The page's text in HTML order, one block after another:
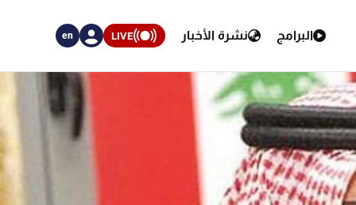
البرامج نشرة الأخبار LIVE
en